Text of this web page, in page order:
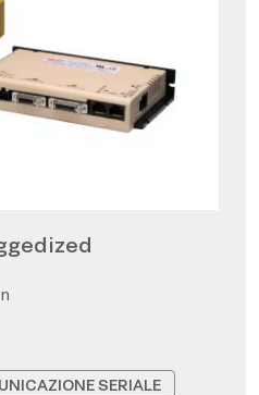
SERIALE